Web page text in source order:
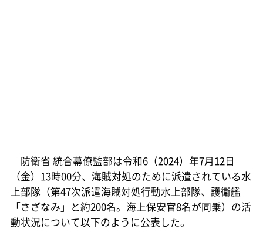
防衛省 統合幕僚監部は令和6（2024）年7月12日
（金）13時00分、海賊対処のために派遣されている水
上部隊（第47次派遣海賊対処行動水上部隊、護衛艦
「さざなみ」と約200名。海上保安官8名が同乗）の活
動状況について以下のように公表した。